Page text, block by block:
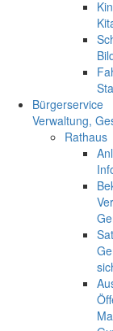
Bürgerservice
Verwaltung,
Rathaus